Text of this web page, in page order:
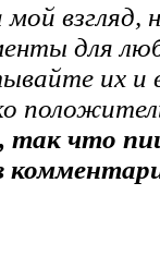
взгляд,
для
их и
так что